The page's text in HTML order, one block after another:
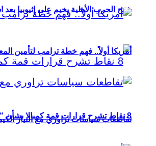
شبح الحرب الأهلية يخيم على إثيوبيا بعد
8 نقاط تشرح قرارات قمة كمبالا بشأن “بعثة أوصوم” في الصومال؟
أمريكا أولاً.. فهم خطة ترامب لتأمين
تقاطعات سياسات تراوري مع التيار